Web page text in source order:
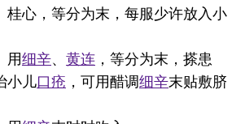
桂心，等分为末，每服少许放入小
用细辛、 黄连 ，等分为末，搽患
小儿口疮 ，可用醋调细辛末贴敷脐